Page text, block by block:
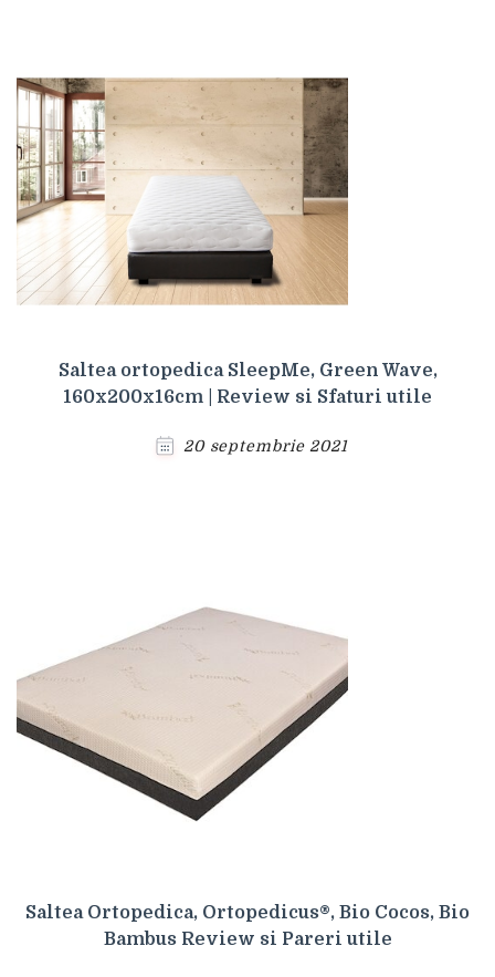
Saltea ortopedica SleepMe, Green Wave,
160x200x16cm | Review si Sfaturi utile
20 septembrie 2021
Saltea Ortopedica, Ortopedicus®, Bio Cocos, Bio
Bambus Review si Pareri utile